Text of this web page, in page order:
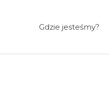
Gdzie jesteśmy?